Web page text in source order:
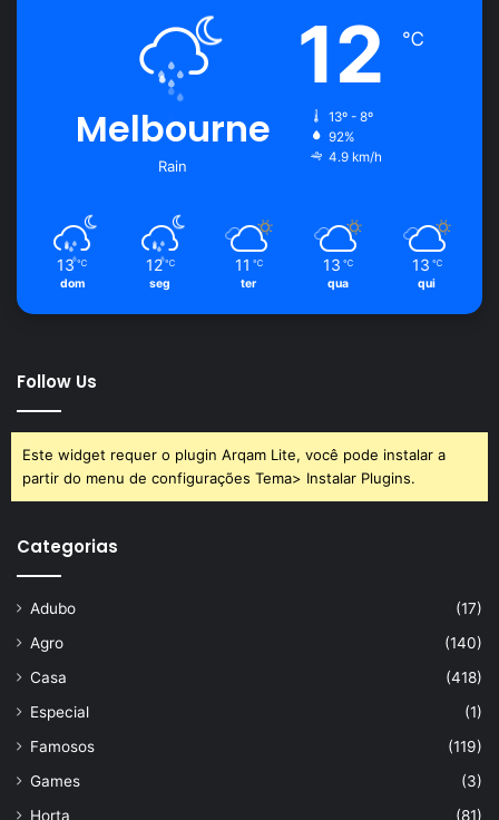
Melbourne
Rain
12 ℃
13º - 8º
92%
4.9 km/h
13 ℃
dom
12 ℃
seg
11 ℃
ter
13 ℃
qua
13 ℃
qui
Follow Us
Este widget requer o plugin Arqam Lite, você pode instalar a
partir do menu de configurações Tema> Instalar Plugins.
Categorias
Adubo
(17)
Agro
(140)
Casa
(418)
Especial
(1)
Famosos
(119)
Games
(3)
Horta
(81)